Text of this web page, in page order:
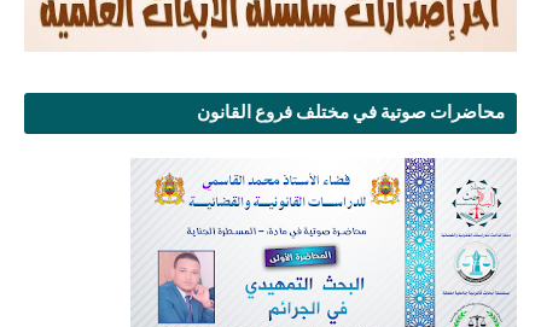
محاضرات صوتية في مختلف فروع القانون